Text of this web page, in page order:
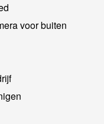
voor buiten